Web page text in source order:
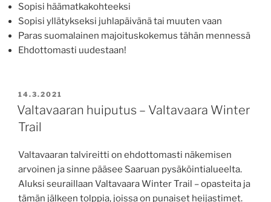
Sopisi häämatkakohteeksi
Sopisi yllätykseksi juhlapäivänä tai muuten vaan
Paras suomalainen majoituskokemus tähän mennessä
Ehdottomasti uudestaan!
JULKAISTU
14.3.2021
Valtavaaran huiputus – Valtavaara Winter
Trail
Valtavaaran talvireitti on ehdottomasti näkemisen
arvoinen ja sinne pääsee Saaruan pysäköintialueelta.
Aluksi seuraillaan Valtavaara Winter Trail – opasteita ja
tämän jälkeen tolppia, joissa on punaiset heijastimet.